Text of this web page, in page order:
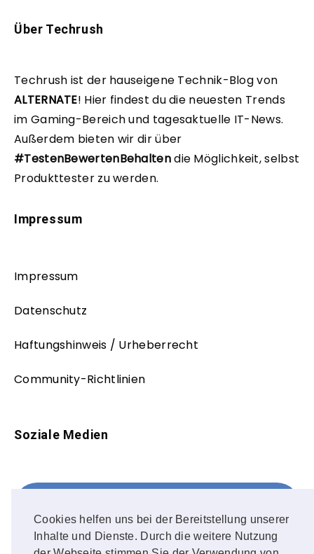
Cookies helfen uns bei der Bereitstellung unserer
Inhalte und Dienste. Durch die weitere Nutzung
Über Techrush
Techrush ist der hauseigene Technik-Blog von
ALTERNATE! Hier findest du die neuesten Trends
im Gaming-Bereich und tagesaktuelle IT-News.
Außerdem bieten wir dir über
#TestenBewertenBehaltendie Möglichkeit, selbst
Produkttester zu werden.
Impressum
Impressum
Datenschutz
Haftungshinweis / Urheberrecht
Community-Richtlinien
Soziale Medien
FOLLOW ME!